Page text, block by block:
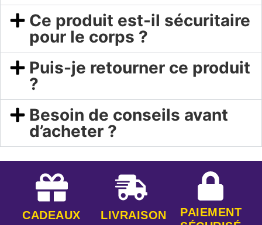
Ce produit est-il sécuritaire
pour le corps ?
Puis-je retourner ce produit
?
Besoin de conseils avant
d’acheter ?
CADEAUX
LIVRAISON
PAIEMENT